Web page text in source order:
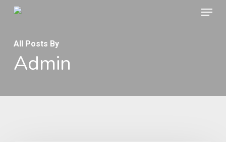
Skip
main
content
Menu
All Posts By
Admin